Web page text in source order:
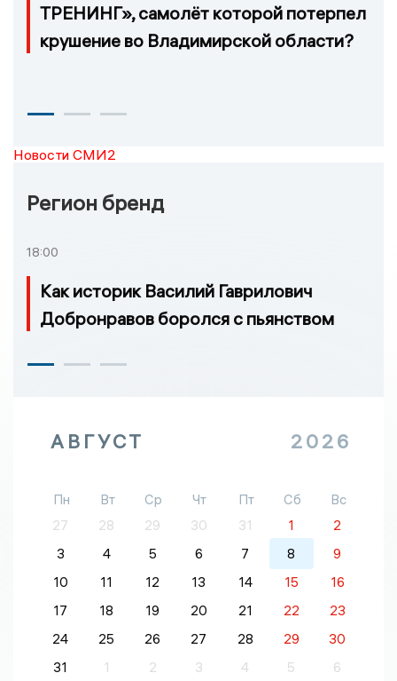
ТРЕНИНГ», самолёт которой потерпел
крушение во Владимирской области?
Новости СМИ2
Регион бренд
18:00
Как историк Василий Гаврилович
Добронравов боролся с пьянством
АВГУСТ 2026
Пн Вт Ср Чт Пт Сб
Вс
27
28 29 30 31 1
2
3
4 5 6 7 8
9
10
11 12 13 14 15
16
17
18 19 20 21 22
23
24
25 26 27 28 29
30
31
1 2 3 4 5 6